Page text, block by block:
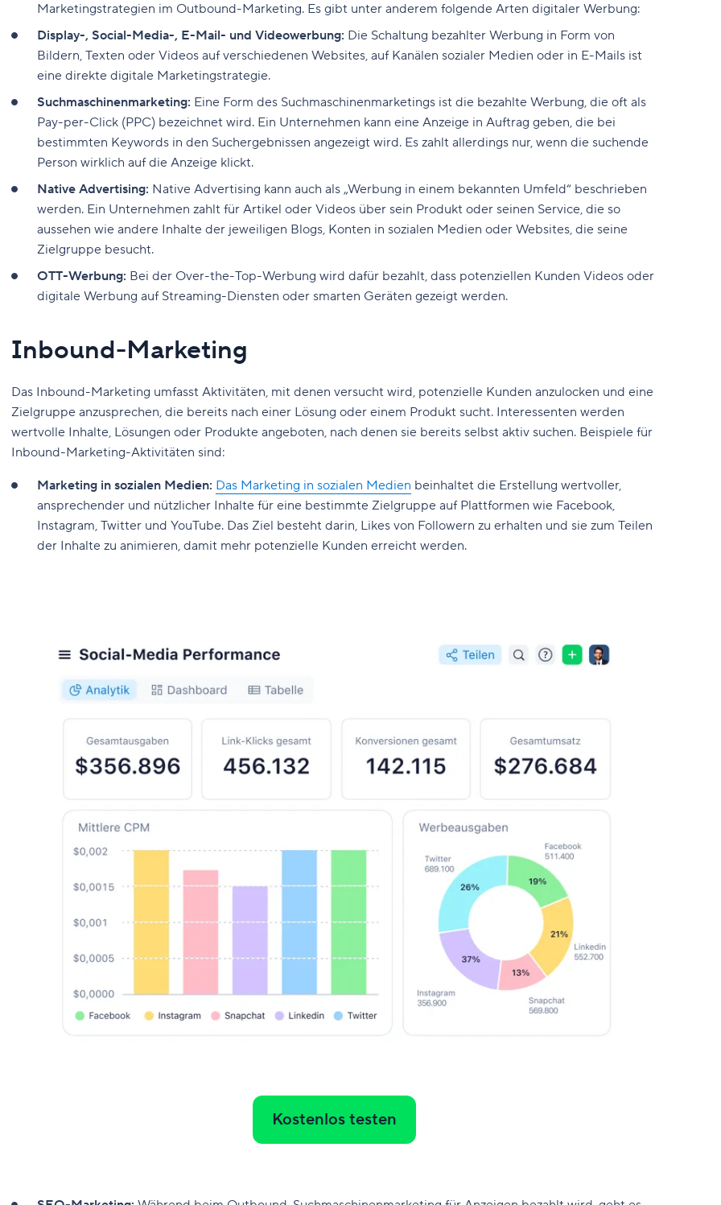
Marketingstrategien im Outbound-Marketing. Es gibt unter anderem folgende Arten digitaler Werbung:
Display-, Social-Media-, E-Mail- und Videowerbung: Die Schaltung bezahlter Werbung in Form von
Bildern, Texten oder Videos auf verschiedenen Websites, auf Kanälen sozialer Medien oder in E-Mails ist
eine direkte digitale Marketingstrategie.
Suchmaschinenmarketing: Eine Form des Suchmaschinenmarketings ist die bezahlte Werbung, die oft als
Pay-per-Click (PPC) bezeichnet wird. Ein Unternehmen kann eine Anzeige in Auftrag geben, die bei
bestimmten Keywords in den Suchergebnissen angezeigt wird. Es zahlt allerdings nur, wenn die suchende
Person wirklich auf die Anzeige klickt.
Native Advertising: Native Advertising kann auch als „Werbung in einem bekannten Umfeld“ beschrieben
werden. Ein Unternehmen zahlt für Artikel oder Videos über sein Produkt oder seinen Service, die so
aussehen wie andere Inhalte der jeweiligen Blogs, Konten in sozialen Medien oder Websites, die seine
Zielgruppe besucht.
OTT-Werbung: Bei der Over-the-Top-Werbung wird dafür bezahlt, dass potenziellen Kunden Videos oder
digitale Werbung auf Streaming-Diensten oder smarten Geräten gezeigt werden.
Inbound-Marketing
Das Inbound-Marketing umfasst Aktivitäten, mit denen versucht wird, potenzielle Kunden anzulocken und eine
Zielgruppe anzusprechen, die bereits nach einer Lösung oder einem Produkt sucht. Interessenten werden
wertvolle Inhalte, Lösungen oder Produkte angeboten, nach denen sie bereits selbst aktiv suchen. Beispiele für
Inbound-Marketing-Aktivitäten sind:
Marketing in sozialen Medien: Das Marketing in sozialen Medien beinhaltet die Erstellung wertvoller,
ansprechender und nützlicher Inhalte für eine bestimmte Zielgruppe auf Plattformen wie Facebook,
Instagram, Twitter und YouTube. Das Ziel besteht darin, Likes von Followern zu erhalten und sie zum Teilen
der Inhalte zu animieren, damit mehr potenzielle Kunden erreicht werden.
Kostenlos testen